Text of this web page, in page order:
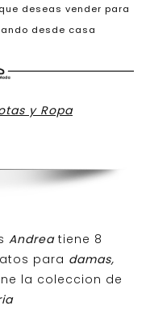
deseas vender para
desde casa
y Ropa
Andreatiene 8
para damas,
la coleccion de